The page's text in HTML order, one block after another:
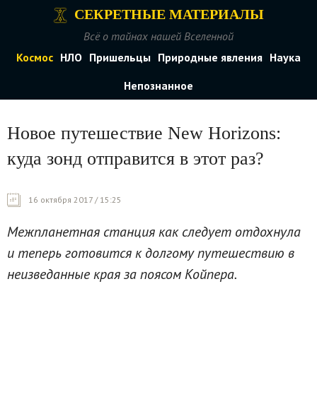
СЕКРЕТНЫЕ МАТЕРИАЛЫ
Всё о тайнах нашей Вселенной
Космос НЛО Пришельцы Природные явления Наука
Непознанное
Новое путешествие New Horizons:
куда зонд отправится в этот раз?
16 октября 2017 / 15:25
Межпланетная станция как следует отдохнула
и теперь готовится к долгому путешествию в
неизведанные края за поясом Койпера.